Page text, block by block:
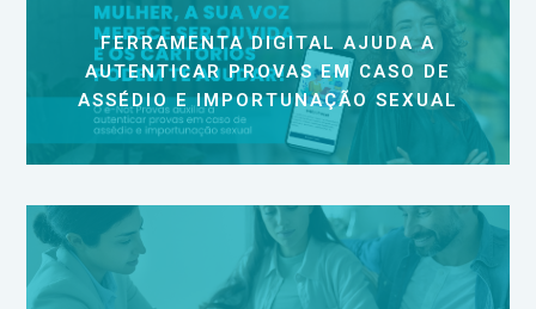
FERRAMENTA DIGITAL AJUDA A
AUTENTICAR PROVAS EM CASO DE
ASSÉDIO E IMPORTUNAÇÃO SEXUAL